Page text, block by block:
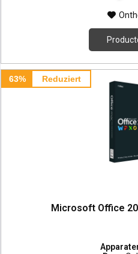
63% Reduziert
Microsoft Office